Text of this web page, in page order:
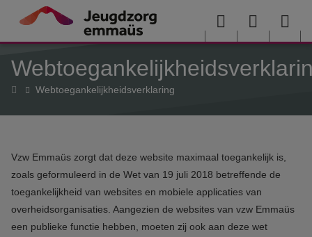
Overslaan en naar de inhoud gaan
Menu User
menu
HomeWebtoegankelijkheidsverklaring
Vzw Emmaüs zorgt dat deze website maximaal toegankelijk is,
zoals geformuleerd in de Wet van 19 juli 2018 betreffende de
toegankelijkheid van websites en mobiele applicaties van
overheidsorganisaties. Aangezien de websites van vzw Emmaüs
een publieke functie hebben, moeten zij ook aan deze wet